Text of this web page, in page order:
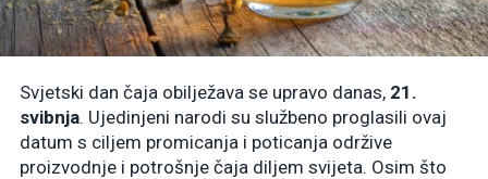
Svjetski dan čaja obilježava se upravo danas, 21.
svibnja. Ujedinjeni narodi su službeno proglasili ovaj
datum s ciljem promicanja i poticanja održive
proizvodnje i potrošnje čaja diljem svijeta. Osim što